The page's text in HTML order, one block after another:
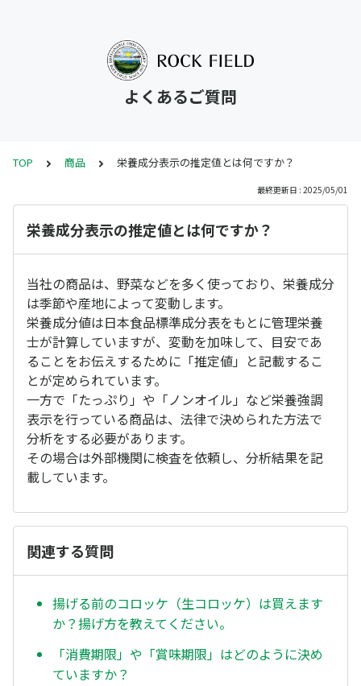
よくあるご質問
TOP 商品 栄養成分表示の推定値とは何ですか？
最終更新日 : 2025/05/01
栄養成分表示の推定値とは何ですか？
当社の商品は、野菜などを多く使っており、栄養成分
は季節や産地によって変動します。
栄養成分値は日本食品標準成分表をもとに管理栄養
士が計算していますが、変動を加味して、目安であ
ることをお伝えするために「推定値」と記載するこ
とが定められています。
一方で「たっぷり」や「ノンオイル」など栄養強調
表示を行っている商品は、法律で決められた方法で
分析をする必要があります。
その場合は外部機関に検査を依頼し、分析結果を記
載しています。
関連する質問
揚げる前のコロッケ（生コロッケ）は買えます
か？揚げ方を教えてください。
「消費期限」や「賞味期限」はどのように決め
ていますか？